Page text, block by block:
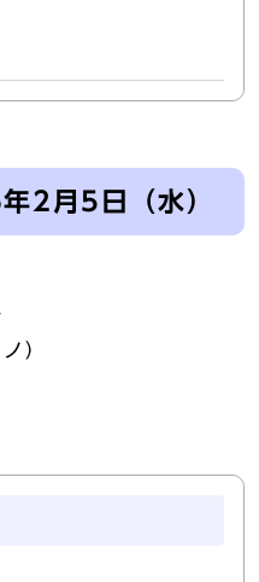
2月5日（水）
）